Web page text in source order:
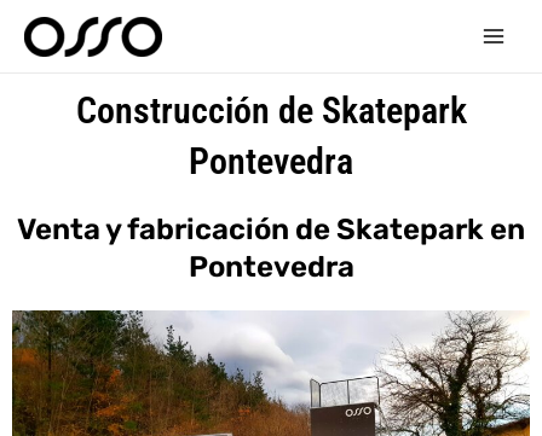
Construcción de Skatepark
Pontevedra
Venta y fabricación de Skatepark en
Pontevedra